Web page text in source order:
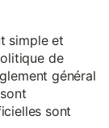
simple et
de
général
sont